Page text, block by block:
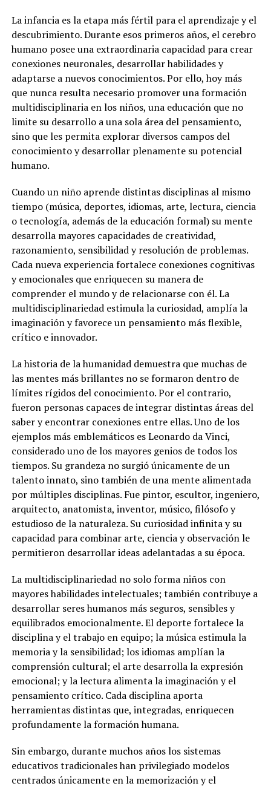
La infancia es la etapa más fértil para el aprendizaje y el
descubrimiento. Durante esos primeros años, el cerebro
humano posee una extraordinaria capacidad para crear
conexiones neuronales, desarrollar habilidades y
adaptarse a nuevos conocimientos. Por ello, hoy más
que nunca resulta necesario promover una formación
multidisciplinaria en los niños, una educación que no
limite su desarrollo a una sola área del pensamiento,
sino que les permita explorar diversos campos del
conocimiento y desarrollar plenamente su potencial
humano.
Cuando un niño aprende distintas disciplinas al mismo
tiempo (música, deportes, idiomas, arte, lectura, ciencia
o tecnología, además de la educación formal) su mente
desarrolla mayores capacidades de creatividad,
razonamiento, sensibilidad y resolución de problemas.
Cada nueva experiencia fortalece conexiones cognitivas
y emocionales que enriquecen su manera de
comprender el mundo y de relacionarse con él. La
multidisciplinariedad estimula la curiosidad, amplía la
imaginación y favorece un pensamiento más flexible,
crítico e innovador.
La historia de la humanidad demuestra que muchas de
las mentes más brillantes no se formaron dentro de
límites rígidos del conocimiento. Por el contrario,
fueron personas capaces de integrar distintas áreas del
saber y encontrar conexiones entre ellas. Uno de los
ejemplos más emblemáticos es Leonardo da Vinci,
considerado uno de los mayores genios de todos los
tiempos. Su grandeza no surgió únicamente de un
talento innato, sino también de una mente alimentada
por múltiples disciplinas. Fue pintor, escultor, ingeniero,
arquitecto, anatomista, inventor, músico, filósofo y
estudioso de la naturaleza. Su curiosidad infinita y su
capacidad para combinar arte, ciencia y observación le
permitieron desarrollar ideas adelantadas a su época.
La multidisciplinariedad no solo forma niños con
mayores habilidades intelectuales; también contribuye a
desarrollar seres humanos más seguros, sensibles y
equilibrados emocionalmente. El deporte fortalece la
disciplina y el trabajo en equipo; la música estimula la
memoria y la sensibilidad; los idiomas amplían la
comprensión cultural; el arte desarrolla la expresión
emocional; y la lectura alimenta la imaginación y el
pensamiento crítico. Cada disciplina aporta
herramientas distintas que, integradas, enriquecen
profundamente la formación humana.
Sin embargo, durante muchos años los sistemas
educativos tradicionales han privilegiado modelos
centrados únicamente en la memorización y el